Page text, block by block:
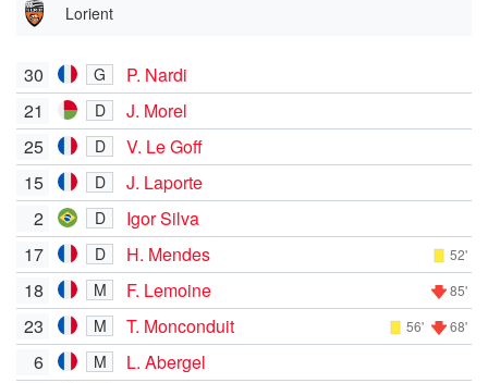
Lorient
30 G
P. Nardi
21
D
J. Morel
25
D
V. Le Goff
15
D
J. Laporte
2
D
Igor Silva
17
D H. Mendes 52'
18 M F. Lemoine 85'
23 M T. Monconduit 56' 68'
6 M
L. Abergel